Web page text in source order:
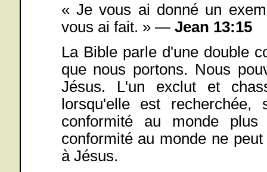
« Je vous ai donné un
vous ai fait. » — Jean 13:15
La Bible parle d'une double
que nous portons. Nous
Jésus. L'un exclut et
lorsqu'elle est
conformité au monde
conformité au monde ne
à Jésus.